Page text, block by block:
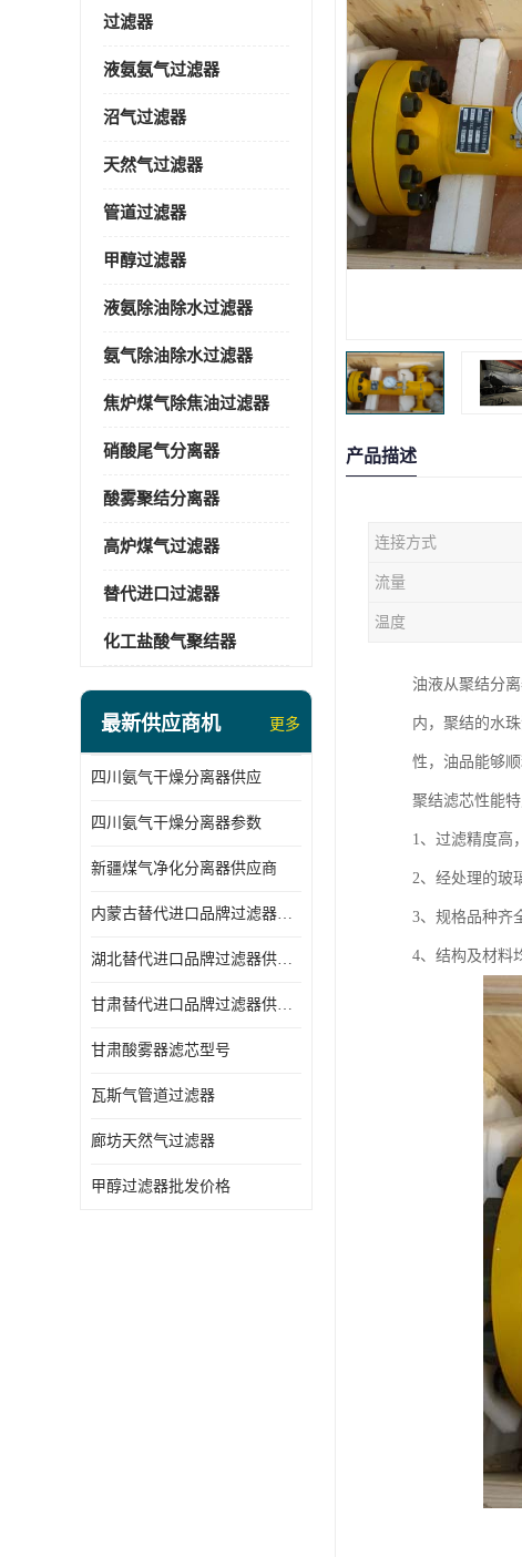
过滤器
液氨氨气过滤器
沼气过滤器
天然气过滤器
管道过滤器
甲醇过滤器
液氨除油除水过滤器
氨气除油除水过滤器
焦炉煤气除焦油过滤器
硝酸尾气分离器
酸雾聚结分离器
高炉煤气过滤器
替代进口过滤器
化工盐酸气聚结器
最新供应商机 更多
四川氨气干燥分离器供应
四川氨气干燥分离器参数
新疆煤气净化分离器供应商
内蒙古替代进口品牌过滤器厂家
湖北替代进口品牌过滤器供应商
甘肃替代进口品牌过滤器供应商
甘肃酸雾器滤芯型号
瓦斯气管道过滤器
廊坊天然气过滤器
甲醇过滤器批发价格
产品描述
连接方式
流量
温度
油液从聚结分
内，聚结的水
性，油品能够
聚结滤芯性能
1、过滤精度高
2、经处理的玻
3、规格品种齐
4、结构及材料